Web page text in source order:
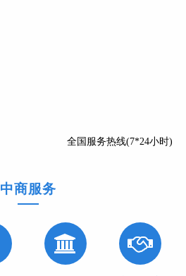
全国服务热线(7*24小时)
中商服务